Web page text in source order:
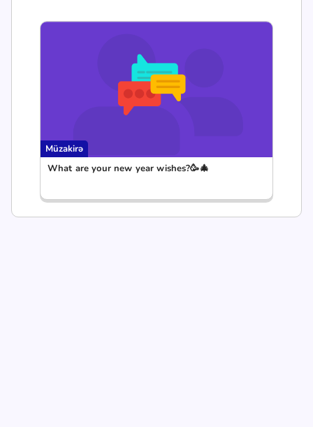
Müzakirə
What are your new year wishes?🥳🎄